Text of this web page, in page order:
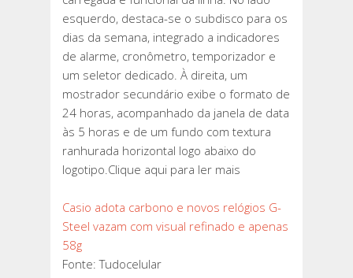
esquerdo, destaca-se o subdisco para os
dias da semana, integrado a indicadores
de alarme, cronômetro, temporizador e
um seletor dedicado. À direita, um
mostrador secundário exibe o formato de
24 horas, acompanhado da janela de data
às 5 horas e de um fundo com textura
ranhurada horizontal logo abaixo do
logotipo.Clique aqui para ler mais
Casio adota carbono e novos relógios G-
Steel vazam com visual refinado e apenas
58g
Fonte: Tudocelular